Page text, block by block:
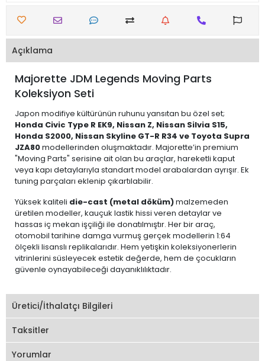
Açıklama
Majorette JDM Legends Moving Parts
Koleksiyon Seti
Japon modifiye kültürünün ruhunu yansıtan bu özel set;
Honda Civic Type R EK9, Nissan Z, Nissan Silvia S15,
Honda S2000, Nissan Skyline GT-R R34 ve Toyota Supra
JZA80modellerinden oluşmaktadır. Majorette’in premium
"Moving Parts" serisine ait olan bu araçlar, hareketli kaput
veya kapı detaylarıyla standart model arabalardan ayrışır. Ek
tuning parçaları eklenip çıkartılabilir.
Yüksek kaliteli die-cast (metal döküm)malzemeden
üretilen modeller, kauçuk lastik hissi veren detaylar ve
hassas iç mekan işçiliği ile donatılmıştır. Her bir araç,
otomobil tarihine damga vurmuş gerçek modellerin 1:64
ölçekli lisanslı replikalarıdır. Hem yetişkin koleksiyonerlerin
vitrinlerini süsleyecek estetik değerde, hem de çocukların
güvenle oynayabileceği dayanıklılıktadır.
Üretici/İthalatçı Bilgileri
Taksitler
Yorumlar